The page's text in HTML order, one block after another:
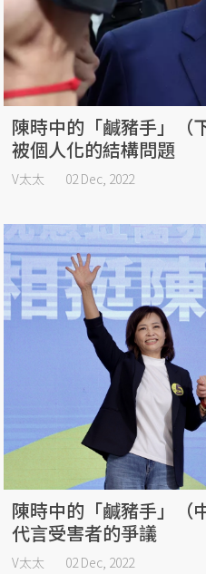
陳時中的「鹹豬手」（
被個人化的結構問題
V太太 02 Dec, 2022
陳時中的「鹹豬手」（
代言受害者的爭議
V太太 02 Dec, 2022